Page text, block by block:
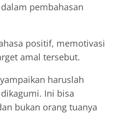
pembahasan
positif, memotivasi
amal tersebut.
haruslah
Ini bisa
bukan orang tuanya